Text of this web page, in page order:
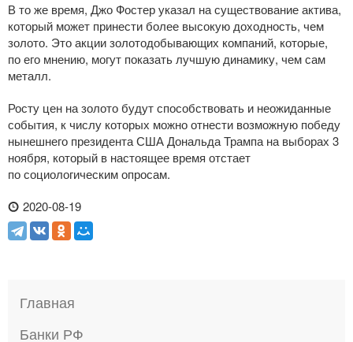
В то же время, Джо Фостер указал на существование актива,
который может принести более высокую доходность, чем
золото. Это акции золотодобывающих компаний, которые,
по его мнению, могут показать лучшую динамику, чем сам
металл.
Росту цен на золото будут способствовать и неожиданные
события, к числу которых можно отнести возможную победу
нынешнего президента США Дональда Трампа на выборах 3
ноября, который в настоящее время отстает
по социологическим опросам.
2020-08-19
Главная
Банки РФ